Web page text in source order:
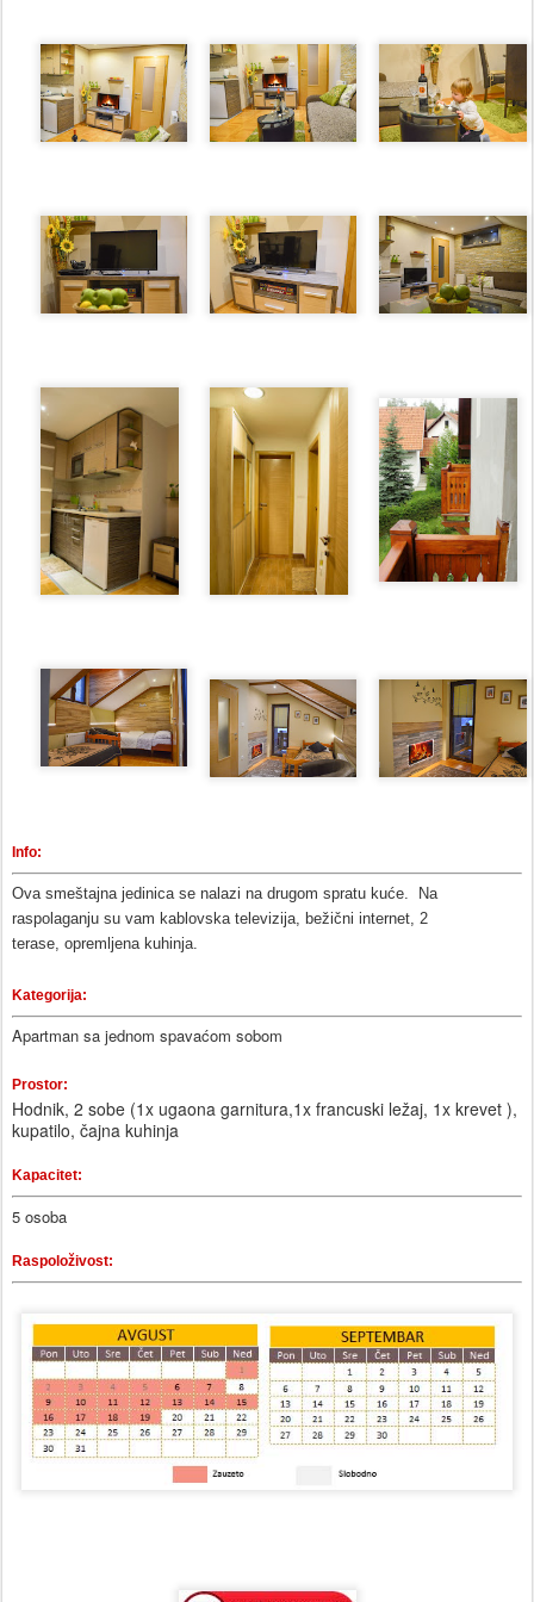
Info:
Ova smeštajna jedinica se nalazi na drugom spratu kuće. Na
raspolaganju su vam kablovska televizija, bežični internet, 2
terase, opremljena kuhinja
Kategorija:
Apartman sa jednom spavaćom sobom
Prostor:
Hodnik, 2 sobe (1x ugaona garnitura,1x francuski ležaj, 1x krevet ),
kupatilo, čajna kuhinja
Kapacitet:
5 osoba
Raspoloživost: